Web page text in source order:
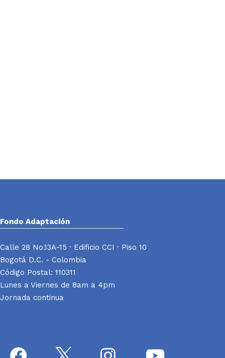
Fondo Adaptación
Calle 28 No.13A-15 · Edificio CCI · Piso 10
Bogotá D.C. - Colombia
Código Postal: 110311
Lunes a Viernes de 8am a 4pm
Jornada continua